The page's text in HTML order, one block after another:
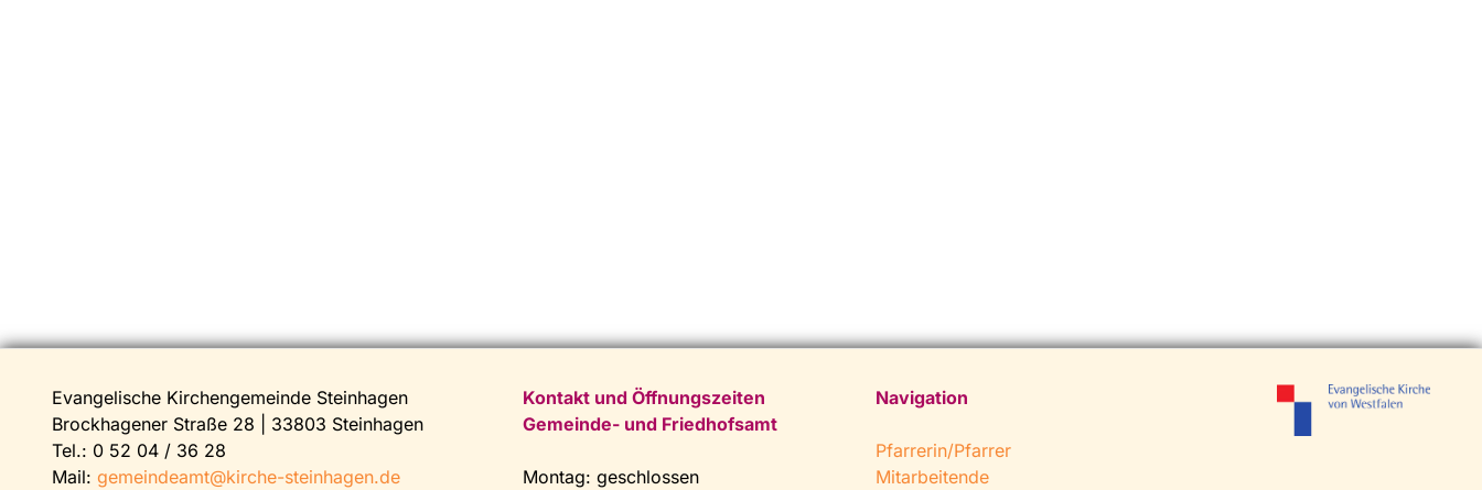
Evangelische Kirchengemeinde Steinhagen
Brockhagener Straße 28 | 33803 Steinhagen
Tel.: 0 52 04 / 36 28
Mail: gemeindeamt@kirche-steinhagen.de
Kontakt und Öffnungszeiten
Gemeinde- und Friedhofsamt
Montag: geschlossen
Navigation
Pfarrerin/Pfarrer
Mitarbeitende